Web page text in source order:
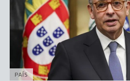
PAÍS